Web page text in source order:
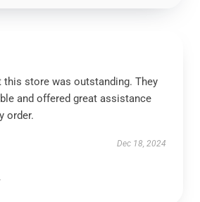
this store was outstanding. They
and offered great assistance
order.
Dec 18, 2024